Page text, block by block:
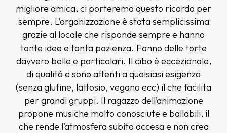
migliore amica, ci porteremo questo ricordo per
sempre. L’organizzazione è stata semplicissima
grazie al locale che risponde sempre e hanno
tante idee e tanta pazienza. Fanno delle torte
davvero belle e particolari. Il cibo è eccezionale,
di qualità e sono attenti a qualsiasi esigenza
(senza glutine, lattosio, vegano ecc) il che facilita
per grandi gruppi. Il ragazzo dell’animazione
propone musiche molto conosciute e ballabili, il
che rende l’atmosfera subito accesa e non crea